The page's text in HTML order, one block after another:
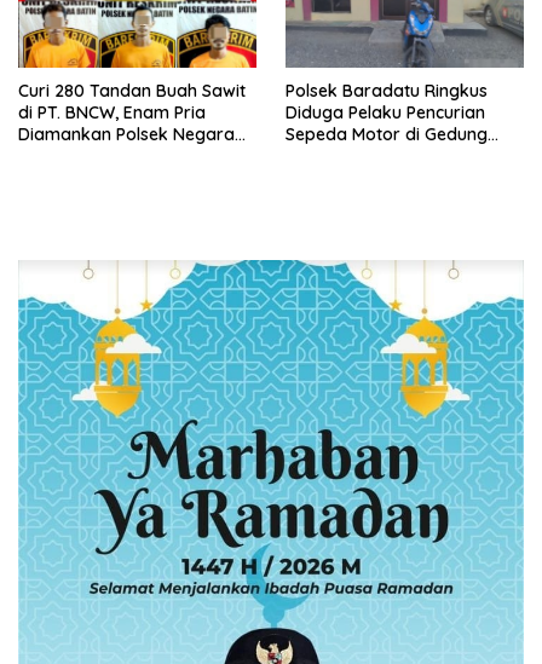
Curi 280 Tandan Buah Sawit
di PT. BNCW, Enam Pria
Diamankan Polsek Negara
Polsek Baradatu Ringkus
Diduga Pelaku Pencurian
Sepeda Motor di Gedung